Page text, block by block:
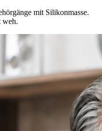
mit Silikonmasse.
weh.